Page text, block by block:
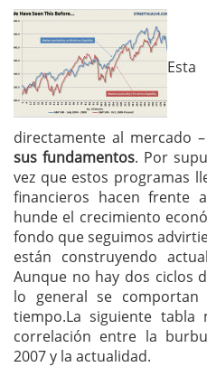
directamente al mercado –
sus fundamentos. Por
vez que estos programas
financieros hacen frente
hunde el crecimiento
fondo que seguimos
están construyendo
Aunque no hay dos ciclos
lo general se
tiempo.La siguiente
correlación entre la
2007 y la actualidad.